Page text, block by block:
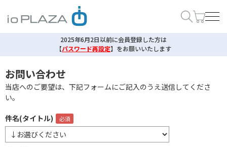
2025年6月2日以前に会員登録した方は
【パスワード再設定】 をお願いいたします
お問い合わせ
当店へのご要望は、下記フォームにご記入のうえ送信してくださ
い。
件名(タイトル)